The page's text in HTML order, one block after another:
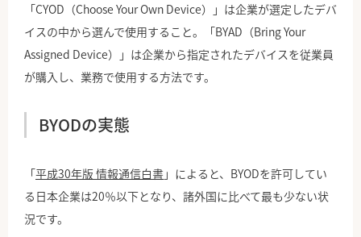
「CYOD（Choose Your Own Device）」は企業が選定したデバ
イスの中から選んで使用すること。「BYAD（Bring Your
Assigned Device）」は企業から指定されたデバイスを従業員
が購入し、業務で使用する方法です。
BYODの実態
「平成30年版 情報通信白書 」によると、BYODを許可してい
る日本企業は20％以下となり、諸外国に比べて最も少ない状
況です。